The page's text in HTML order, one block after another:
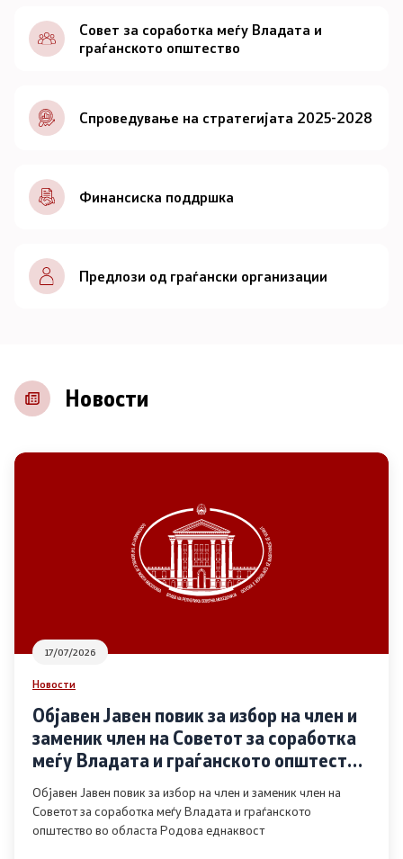
Документи
Совет
За советот
Документи
Записници и дневни редови од седниците на
Советот
Контакт
Основање на здружение
Дијалог меѓу Владата и граѓанскиот сектор
Отворени денови за иницијативи на граѓанските
организации
Финансиска поддршка
Совет за соработка меѓу Владата и
граѓанското општество
Спроведување на стратегијата 2025-2028
Финансиска поддршка
Предлози од граѓански организации
Новости
17/07/2026
Новости
Објавен Јавен повик за избор на член и
заменик член на Советот за соработка
меѓу Владата и граѓанското општество
во областа Родова еднаквост
Објавен Јавен повик за избор на член и заменик член на
Советот за соработка меѓу Владата и граѓанското
општество во областа Родова еднаквост